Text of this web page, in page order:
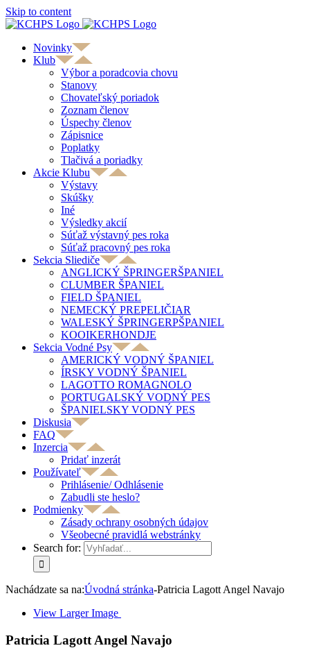
Skip to content
Novinky
Klub
Výbor a poradcovia chovu
Stanovy
Chovateľský poriadok
Zoznam členov
Úspechy členov
Zápisnice
Poplatky
Tlačivá a poriadky
Akcie Klubu
Výstavy
Skúšky
Iné
Výsledky akcií
Súťaž výstavný pes roka
Súťaž pracovný pes roka
Sekcia Sliediče
ANGLICKÝ ŠPRINGERŠPANIEL
CLUMBER ŠPANIEL
FIELD ŠPANIEL
NEMECKÝ PREPELIČIAR
WALESKÝ ŠPRINGERPŠPANIEL
KOOIKERHONDJE
Sekcia Vodné Psy
AMERICKÝ VODNÝ ŠPANIEL
ÍRSKY VODNÝ ŠPANIEL
LAGOTTO ROMAGNOLO
PORTUGALSKÝ VODNÝ PES
ŠPANIELSKY VODNÝ PES
Diskusia
FAQ
Inzercia
Pridať inzerát
Používateľ
Prihlásenie/ Odhlásenie
Zabudli ste heslo?
Podmienky
Zásady ochrany osobných údajov
Všeobecné pravidlá webstránky
Search for:
Nachádzate sa na:Úvodná stránka-Patricia Lagott Angel Navajo
View Larger Image
Patricia Lagott Angel Navajo